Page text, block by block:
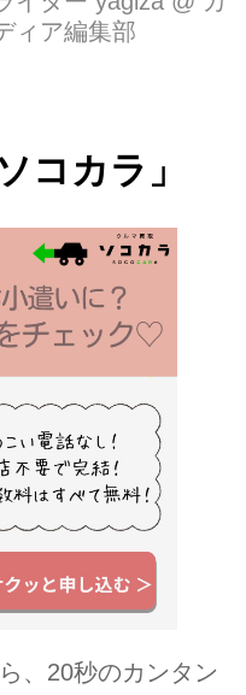
の期間限定で提供！
ィア編集部
コカラ」
、20秒のカンタン